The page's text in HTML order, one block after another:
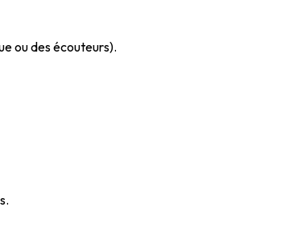
ou des écouteurs).